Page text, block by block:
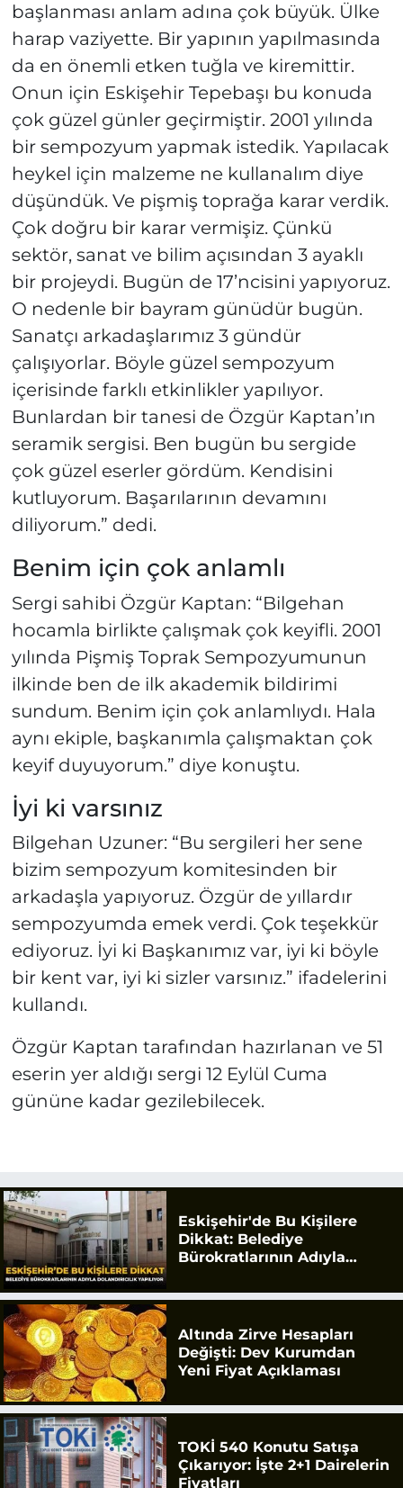
başlanması anlam adına çok büyük. Ülke
harap vaziyette. Bir yapının yapılmasında
da en önemli etken tuğla ve kiremittir.
Onun için Eskişehir Tepebaşı bu konuda
çok güzel günler geçirmiştir. 2001 yılında
bir sempozyum yapmak istedik. Yapılacak
heykel için malzeme ne kullanalım diye
düşündük. Ve pişmiş toprağa karar verdik.
Çok doğru bir karar vermişiz. Çünkü
sektör, sanat ve bilim açısından 3 ayaklı
bir projeydi. Bugün de 17’ncisini yapıyoruz.
O nedenle bir bayram günüdür bugün.
Sanatçı arkadaşlarımız 3 gündür
çalışıyorlar. Böyle güzel sempozyum
içerisinde farklı etkinlikler yapılıyor.
Bunlardan bir tanesi de Özgür Kaptan’ın
seramik sergisi. Ben bugün bu sergide
çok güzel eserler gördüm. Kendisini
kutluyorum. Başarılarının devamını
diliyorum.” dedi.
Benim için çok anlamlı
Sergi sahibi Özgür Kaptan: “Bilgehan
hocamla birlikte çalışmak çok keyifli. 2001
yılında Pişmiş Toprak Sempozyumunun
ilkinde ben de ilk akademik bildirimi
sundum. Benim için çok anlamlıydı. Hala
aynı ekiple, başkanımla çalışmaktan çok
keyif duyuyorum.” diye konuştu.
İyi ki varsınız
Bilgehan Uzuner: “Bu sergileri her sene
bizim sempozyum komitesinden bir
arkadaşla yapıyoruz. Özgür de yıllardır
sempozyumda emek verdi. Çok teşekkür
ediyoruz. İyi ki Başkanımız var, iyi ki böyle
bir kent var, iyi ki sizler varsınız.” ifadelerini
kullandı.
Özgür Kaptan tarafından hazırlanan ve 51
eserin yer aldığı sergi 12 Eylül Cuma
gününe kadar gezilebilecek.
Eskişehir'de Bu Kişilere
Dikkat: Belediye
Bürokratlarının Adıyla
Altında Zirve Hesapları
Değişti: Dev Kurumdan
Yeni Fiyat Açıklaması
TOKİ 540 Konutu Satışa
Çıkarıyor: İşte 2+1 Dairelerin
Fiyatları